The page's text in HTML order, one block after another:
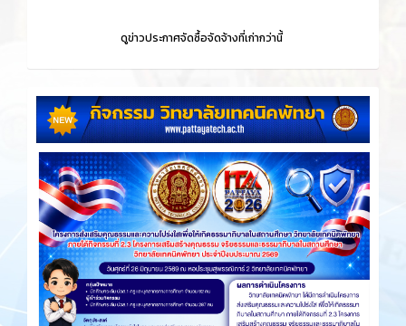
ดูข่าวประกาศจัดซื้อจัดจ้างที่เก่ากว่านี้